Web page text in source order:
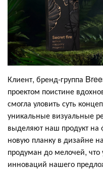
Клиент, бренд-группа
проектом поистине
смогла уловить суть
уникальные визуальные
выделяют наш продукт на
новую планку в дизайне
продуман до мелочей, что
инноваций нашего